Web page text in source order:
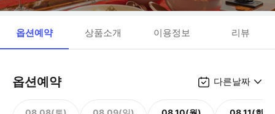
옵션예약 상품소개 이용정보 리뷰
옵션예약 다른날짜